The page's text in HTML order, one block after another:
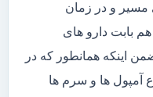
مسیر و در زمان
بابت دارو های
اینکه همانطور که در
آمپول ها و سرم ها